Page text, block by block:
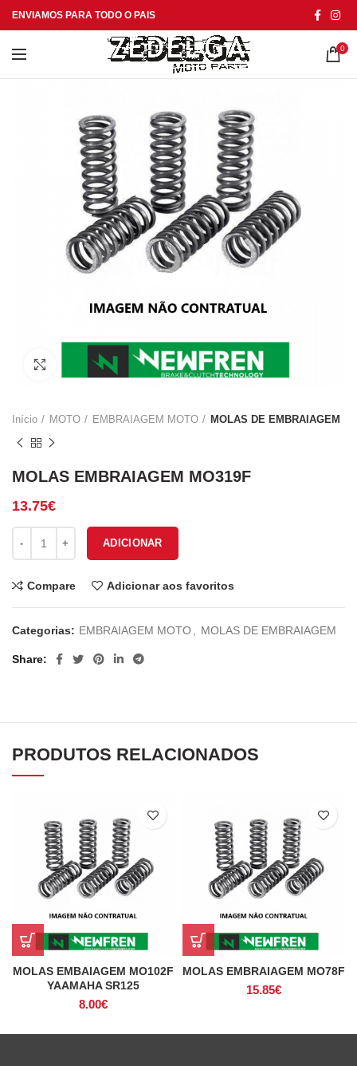
ENVIAMOS PARA TODO O PAIS
0
Click to enlarge
Início MOTO EMBRAIAGEM MOTO MOLAS DE EMBRAIAGEM
MOLAS EMBRAIAGEM MO319F
13.75€
ADICIONAR
Compare Adicionar aos favoritos
Categorias: EMBRAIAGEM MOTO MOLAS DE EMBRAIAGEM
Share
PRODUTOS RELACIONADOS
MOLAS EMBAIAGEM MO102F
YAAMAHA SR125
8.00€
MOLAS EMBRAIAGEM MO78F
15.85€